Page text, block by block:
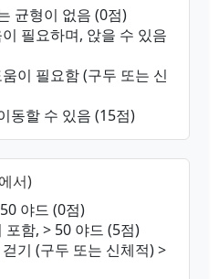
균형이 없음 (0점)
필요하며, 앉을 수 있음
이 필요함 (구두 또는 신
동할 수 있음 (15점)
서)
야드 (0점)
함, > 50 야드 (5점)
기 (구두 또는 신체적) >